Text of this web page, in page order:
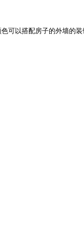
可以搭配房子的外墙的